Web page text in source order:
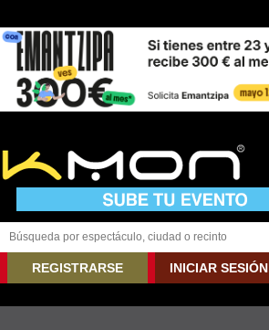
REGISTRARSE INICIAR SESIÓN